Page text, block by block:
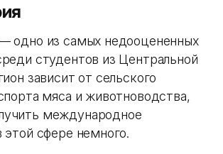
одно из самых недооцененных
студентов из Центральной
зависит от сельского
мяса и животноводства,
международное
этой сфере немного.